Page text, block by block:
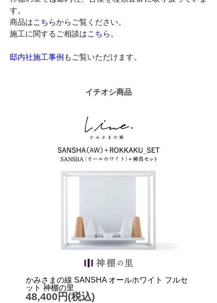
す。
商品はこちらからご覧ください。
施工に関するご相談はこちら 。
邸内社施工事例 もご覧いただけます。
イチオシ商品
かみさまの線 SANSHA オールホワイト フルセ
ット 神棚の里
48,400円(税込)